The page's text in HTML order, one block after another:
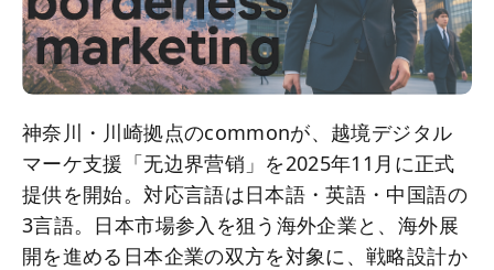
神奈川・川崎拠点のcommonが、越境デジタル
マーケ支援「无边界营销」を2025年11月に正式
提供を開始。対応言語は日本語・英語・中国語の
3言語。日本市場参入を狙う海外企業と、海外展
開を進める日本企業の双方を対象に、戦略設計か